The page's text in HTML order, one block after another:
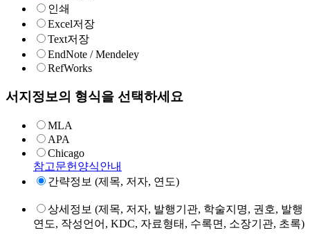
인쇄
Excel저장
Text저장
EndNote / Mendeley
RefWorks
서지정보의 형식을 선택하세요
MLA
APA
Chicago
참고문헌양식안내
간략정보 (제목, 저자, 연도)
상세정보 (제목, 저자, 발행기관, 학술지명, 권호, 발행
연도, 작성언어, KDC, 자료형태, 수록면, 소장기관, 초록)